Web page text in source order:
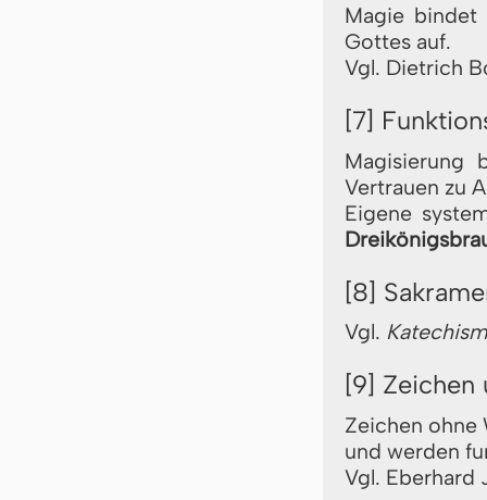
Magie
Gottes auf.
Vgl. Dietrich
[7]
Magisierung
Vertrauen zu
Eigene
[8]
Vgl.
[9] Zeichen
Zeichen ohne
und werden
Vgl. Eberhard